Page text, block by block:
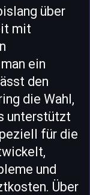
über
mit
ein
den
die Wahl,
unterstützt
für die
und
Über